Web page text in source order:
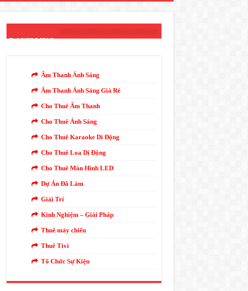
DANH MỤC
Âm Thanh Ánh Sáng
Âm Thanh Ánh Sáng Giá Rẻ
Cho Thuê Âm Thanh
Cho Thuê Ánh Sáng
Cho Thuê Karaoke Di Động
Cho Thuê Loa Di Động
Cho Thuê Màn Hình LED
Dự Án Đã Làm
Giải Trí
Kinh Nghiệm – Giải Pháp
Thuê máy chiếu
Thuê Tivi
Tổ Chức Sự Kiện